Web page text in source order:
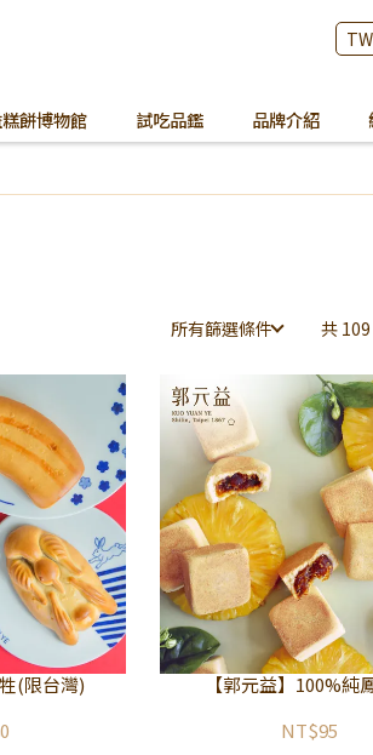
餅博物館 試吃品鑑 品牌介紹
所有篩選條件 共
(限台灣)
【郭元益】100%純
NT$95